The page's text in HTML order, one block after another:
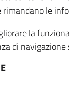
rimandano le
la
di